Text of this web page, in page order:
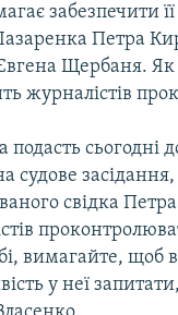
забезпечити
Петра
Щербаня.
журналістів
сьогодні
судове
свідка
вимагайте,
у неї